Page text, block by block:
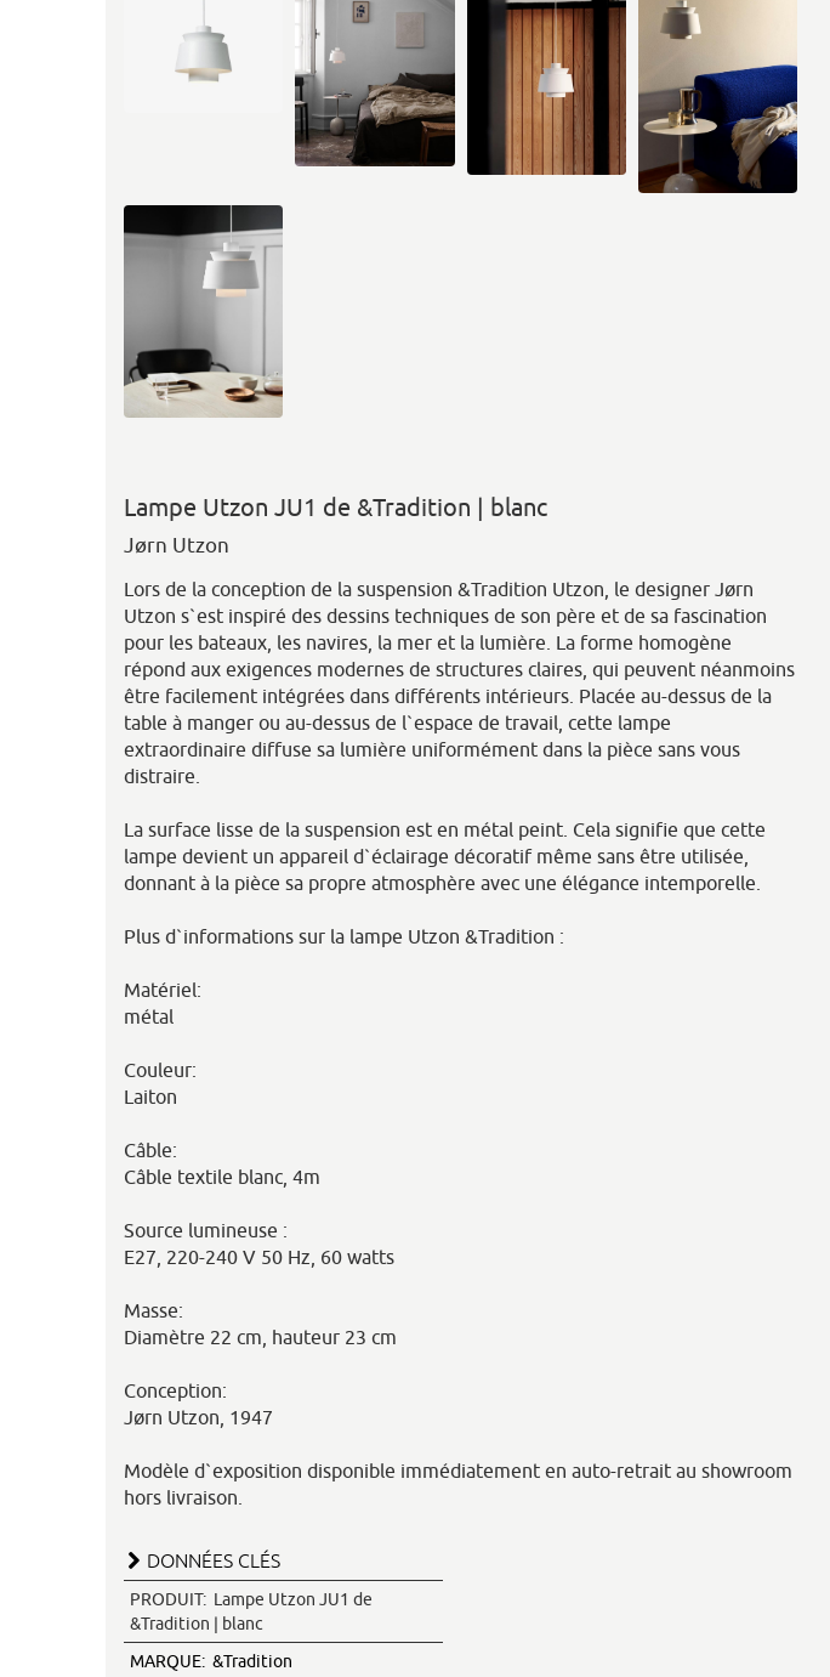
Lampe Utzon JU1 de &Tradition | blanc
Jørn Utzon
Lors de la conception de la suspension &Tradition Utzon, le designer Jørn
Utzon s`est inspiré des dessins techniques de son père et de sa fascination
pour les bateaux, les navires, la mer et la lumière. La forme homogène
répond aux exigences modernes de structures claires, qui peuvent néanmoins
être facilement intégrées dans différents intérieurs. Placée au-dessus de la
table à manger ou au-dessus de l`espace de travail, cette lampe
extraordinaire diffuse sa lumière uniformément dans la pièce sans vous
distraire.
La surface lisse de la suspension est en métal peint. Cela signifie que cette
lampe devient un appareil d`éclairage décoratif même sans être utilisée,
donnant à la pièce sa propre atmosphère avec une élégance intemporelle.
Plus d`informations sur la lampe Utzon &Tradition :
Matériel:
métal
Couleur:
Laiton
Câble:
Câble textile blanc, 4m
Source lumineuse :
E27, 220-240 V 50 Hz, 60 watts
Masse:
Diamètre 22 cm, hauteur 23 cm
Conception:
Jørn Utzon, 1947
Modèle d`exposition disponible immédiatement en auto-retrait au showroom
hors livraison.
DONNÉES CLÉS
PRODUIT: Lampe Utzon JU1 de
&Tradition | blanc
MARQUE: &Tradition